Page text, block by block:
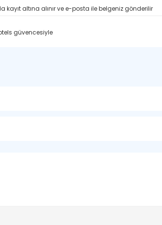
kayıt altına alınır ve e-posta ile belgeniz gönderilir
güvencesiyle